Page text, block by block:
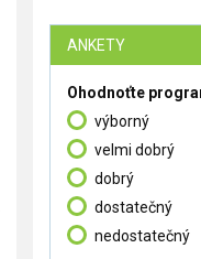
ANKETY
Ohodnoťte
výborný
velmi dobrý
dobrý
dostatečný
nedostatečný